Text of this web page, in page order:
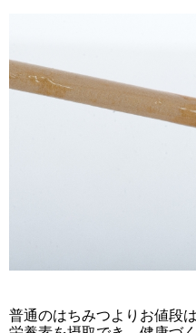
普通のはちみつよりお値段